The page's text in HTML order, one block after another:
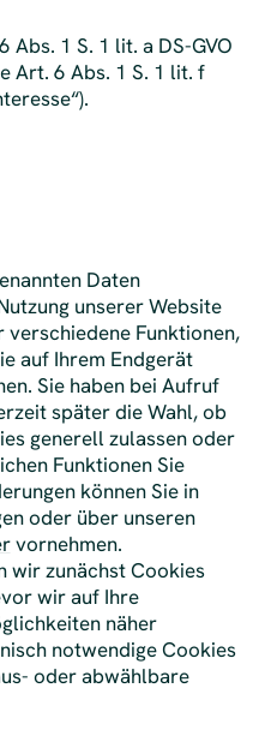
Abs. 1 S. 1 lit. a DS-GVO
Art. 6 Abs. 1 S. 1 lit. f
Daten
unserer Website
Funktionen,
auf Ihrem Endgerät
Sie haben bei Aufruf
später die Wahl, ob
generell zulassen oder
Funktionen Sie
können Sie in
oder über unseren
vornehmen.
wir zunächst Cookies
wir auf Ihre
näher
notwendige Cookies
oder abwählbare